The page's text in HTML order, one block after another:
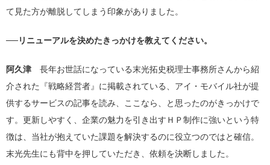
て見た方が離脱してしまう印象がありました。
──リニューアルを決めたきっかけを教えてください。
阿久津 長年お世話になっている末光拓史税理士事務所さんから紹
介された『戦略経営者』に掲載されている、アイ・モバイル社が提
供するサービスの記事を読み、ここなら、と思ったのがきっかけで
す。更新しやすく、企業の魅力を引き出すＨＰ制作に強いという特
徴は、当社が抱えていた課題を解決するのに役立つのではと確信。
末光先生にも背中を押していただき、依頼を決断しました。